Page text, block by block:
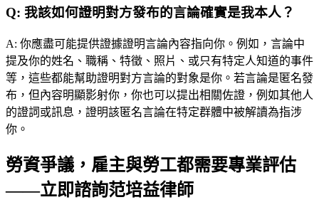
Q: 我該如何證明對方發布的言論確實是我本人？
A: 你應盡可能提供證據證明言論內容指向你。例如，言論中
提及你的姓名、職稱、特徵、照片、或只有特定人知道的事件
等，這些都能幫助證明對方言論的對象是你。若言論是匿名發
布，但內容明顯影射你，你也可以提出相關佐證，例如其他人
的證詞或訊息，證明該匿名言論在特定群體中被解讀為指涉
你。
勞資爭議，雇主與勞工都需要專業評估
——立即諮詢范培益律師